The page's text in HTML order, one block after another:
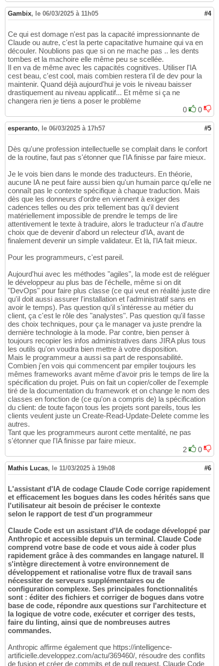
Gambix, le 06/03/2025 à 11h05 #4
Ce qui est domage n'est pas la capacité impressionnante de
Claude ou autre, c'est la perte capacitative humaine qui va en
découler. Noublions pas que si on ne mache pas .. les dents
tombes et la machoire elle même peu se scellée.
Il en va de même avec les capacités cognitives. Utiliser l'IA
cest beau, c'est cool, mais combien restera t'il de dev pour la
maintenir. Quand déjà aujourd'hui je vois le niveau baisser
drastiquement au niveau applicatif... Et même si ça ne
changera rien je tiens a poser le problème
0
0
esperanto, le 06/03/2025 à 17h57 #5
Dès qu'une profession intellectuelle se complait dans le confort
de la routine, faut pas s'étonner que l'IA finisse par faire mieux.
Je le vois bien dans le monde des traducteurs. En théorie,
aucune IA ne peut faire aussi bien qu'un humain parce qu'elle ne
connaît pas le contexte spécifique à chaque traduction. Mais
dès que les donneurs d'ordre en viennent à exiger des
cadences telles ou des prix tellement bas qu'il devient
matériellement impossible de prendre le temps de lire
attentivement le texte à traduire, alors le traducteur n'a d'autre
choix que de devenir d'abord un relecteur d'IA, avant de
finalement devenir un simple validateur. Et là, l'IA fait mieux.
Pour les programmeurs, c'est pareil.
Aujourd'hui avec les méthodes "agiles", la mode est de reléguer
le développeur au plus bas de l'échelle, même si on dit
"DevOps" pour faire plus classe (ce qui veut en réalité juste dire
qu'il doit aussi assurer l'installation et l'administratif sans en
avoir le temps). Pas question qu'il s'intéresse au métier du
client, ça c'est le rôle des "analystes". Pas question qu'il fasse
des choix techniques, pour ça le manager va juste prendre la
dernière technologie à la mode. Par contre, bien penser à
toujours recopier les infos administratives dans JIRA plus tous
les outils qu'on voudra bien mettre à votre disposition.
Mais le programmeur a aussi sa part de responsabilité.
Combien j'en vois qui commencent par empiler toujours les
mêmes frameworks avant même d'avoir pris le temps de lire la
spécification du projet. Puis on fait un copier/coller de l'exemple
tiré de la documentation du framework et on change le nom des
classes en fonction de (ce qu'on a compris de) la spécification
du client: de toute façon tous les projets sont pareils, tous les
clients veulent juste un Create-Read-Update-Delete comme les
autres.
Tant que les programmeurs auront cette mentalité, ne pas
s'étonner que l'IA finisse par faire mieux.
2
0
Mathis Lucas, le 11/03/2025 à 19h08 #6
L'assistant d'IA de codage Claude Code corrige rapidement
et efficacement les bogues dans les codes hérités sans que
l'utilisateur ait besoin de préciser le contexte
selon le rapport de test d'un programmeur
Claude Code est un assistant d'IA de codage développé par
Anthropic et accessible depuis un terminal. Claude Code
comprend votre base de code et vous aide à coder plus
rapidement grâce à des commandes en langage naturel. Il
s'intègre directement à votre environnement de
développement et rationalise votre flux de travail sans
nécessiter de serveurs supplémentaires ou de
configuration complexe. Ses principales fonctionnalités
sont : éditer des fichiers et corriger de bogues dans votre
base de code, répondre aux questions sur l'architecture et
la logique de votre code, exécuter et corriger des tests,
faire du linting, ainsi que de nombreuses autres
commandes.
Anthropic affirme également que https://intelligence-
artificielle.developpez.com/actu/369460/, résoudre des conflits
de fusion et créer de commits et de pull request. Claude Code